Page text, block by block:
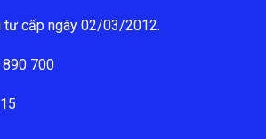
tư cấp ngày 02/03/2012.
700